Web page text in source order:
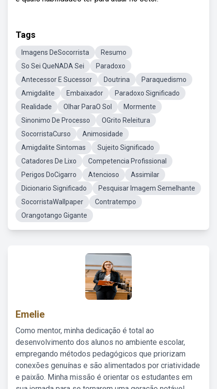
Tags
Imagens DeSocorrista
Resumo
So Sei QueNADA Sei
Paradoxo
Antecessor E Sucessor
Doutrina
Paraquedismo
Amigdalite
Embaixador
Paradoxo Significado
Realidade
Olhar ParaO Sol
Mormente
Sinonimo De Processo
OGrito Releitura
SocorristaCurso
Animosidade
Amigdalite Sintomas
Sujeito Significado
Catadores De Lixo
Competencia Profissional
Perigos DoCigarro
Atencioso
Assimilar
Dicionario Significado
Pesquisar Imagem Semelhante
SocorristaWallpaper
Contratempo
Orangotango Gigante
Emelie
Como mentor, minha dedicação é total ao
desenvolvimento dos alunos no ambiente escolar,
empregando métodos pedagógicos que priorizam
conexões genuínas e são alimentados por criatividade
e paixão. Minha missão é orientar os estudantes em